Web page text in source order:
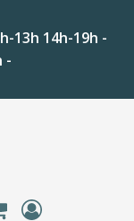
13h 14h-19h -
-